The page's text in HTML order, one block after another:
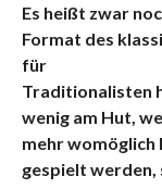
Es heißt zwar
Format des
für
Traditionalisten
wenig am Hut,
mehr
gespielt werden,